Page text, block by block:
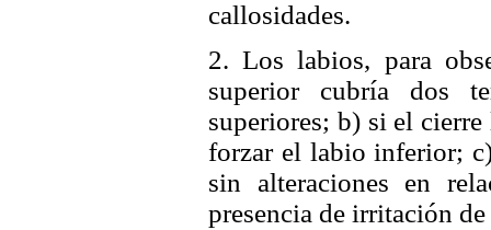
callosidades.
2. Los labios, para
superior cubría dos
superiores; b) si el
forzar el labio inferior;
sin alteraciones en
presencia de irritación